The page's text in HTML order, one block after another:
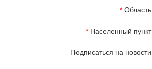
Область
Населенный пункт
Подписаться на новости